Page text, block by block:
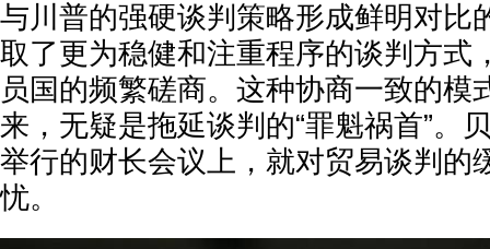
与川普的强硬谈判策略形成鲜明对比
取了更为稳健和注重程序的谈判方式
员国的频繁磋商。这种协商一致的模
来，无疑是拖延谈判的“罪魁祸首”。
举行的财长会议上，就对贸易谈判的
忧。